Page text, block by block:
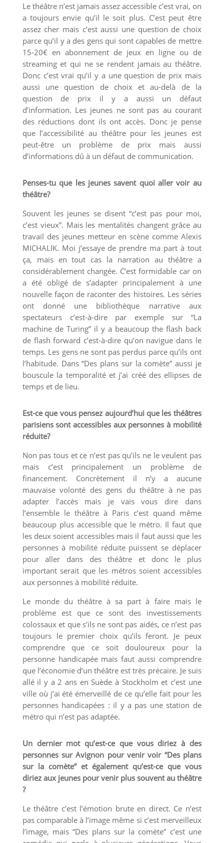
Le théâtre n’est jamais assez accessible c’est vrai, on
a toujours envie qu’il le soit plus. C’est peut être
assez cher mais c’est aussi une question de choix
parce qu’il y a des gens qui sont capables de mettre
15-20€ en abonnement de jeux en ligne ou de
streaming et qui ne se rendent jamais au théâtre.
Donc c’est vrai qu’il y a une question de prix mais
aussi une question de choix et au-delà de la
question de prix il y a aussi un défaut
d’information. Les jeunes ne sont pas au courant
des réductions dont ils ont accès. Donc je pense
que l’accessibilité au théâtre pour les jeunes est
peut-être un problème de prix mais aussi
d’informations dû à un défaut de communication.
Penses-tu que les jeunes savent quoi aller voir au
théâtre?
Souvent les jeunes se disent “c’est pas pour moi,
c’est vieux”. Mais les mentalités changent grâce au
travail des jeunes metteur en scène comme Alexis
MICHALIK. Moi j’essaye de prendre ma part à tout
ça, mais en tout cas la narration au théâtre a
considérablement changée. C’est formidable car on
a été obligé de s’adapter principalement à une
nouvelle façon de raconter des histoires. Les séries
ont donné une bibliothèque narrative aux
spectateurs c’est-à-dire par exemple sur “La
machine de Turing” il y a beaucoup the flash back
de flash forward c’est-à-dire qu’on navigue dans le
temps. Les gens ne sont pas perdus parce qu’ils ont
l’habitude. Dans “Des plans sur la comète” aussi je
bouscule la temporalité et j’ai créé des ellipses de
temps et de lieu.
Est-ce que vous pensez aujourd’hui que les théâtres
parisiens sont accessibles aux personnes à mobilité
réduite?
Non pas tous et ce n’est pas qu’ils ne le veulent pas
mais c’est principalement un problème de
financement. Concrètement il n’y a aucune
mauvaise volonté des gens du théâtre à ne pas
adapter l’accès mais je vais vous dire dans
l’ensemble le théâtre à Paris c’est quand même
beaucoup plus accessible que le métro. Il faut que
les deux soient accessibles mais il faut aussi que les
personnes à mobilité réduite puissent se déplacer
pour aller dans des théâtre et donc le plus
important serait que les métros soient accessibles
aux personnes à mobilité réduite.
Le monde du théâtre à sa part à faire mais le
problème est que ce sont des investissements
colossaux et que s’ils ne sont pas aidés, ce n’est pas
toujours le premier choix qu’ils feront. Je peux
comprendre que ce soit douloureux pour la
personne handicapée mais faut aussi comprendre
que l’économie d’un théâtre est très précaire. Je suis
allé il y a 2 ans en Suède à Stockholm et c’est une
ville où j’ai été émerveillé de ce qu’elle fait pour les
personnes handicapées : il y a pas une station de
métro qui n’est pas adaptée.
Un dernier mot qu’est-ce que vous diriez à des
personnes sur Avignon pour venir voir “Des plans
sur la comète” et également qu’est-ce que vous
diriez aux jeunes pour venir plus souvent au théâtre
?
Le théâtre c’est l’émotion brute en direct. Ce n’est
pas comparable à l’image même si c’est merveilleux
l’image, mais “Des plans sur la comète” c’est une